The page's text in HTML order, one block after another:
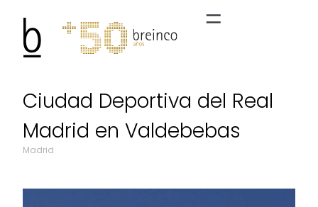
Ciudad Deportiva del Real
Madrid en Valdebebas
Madrid